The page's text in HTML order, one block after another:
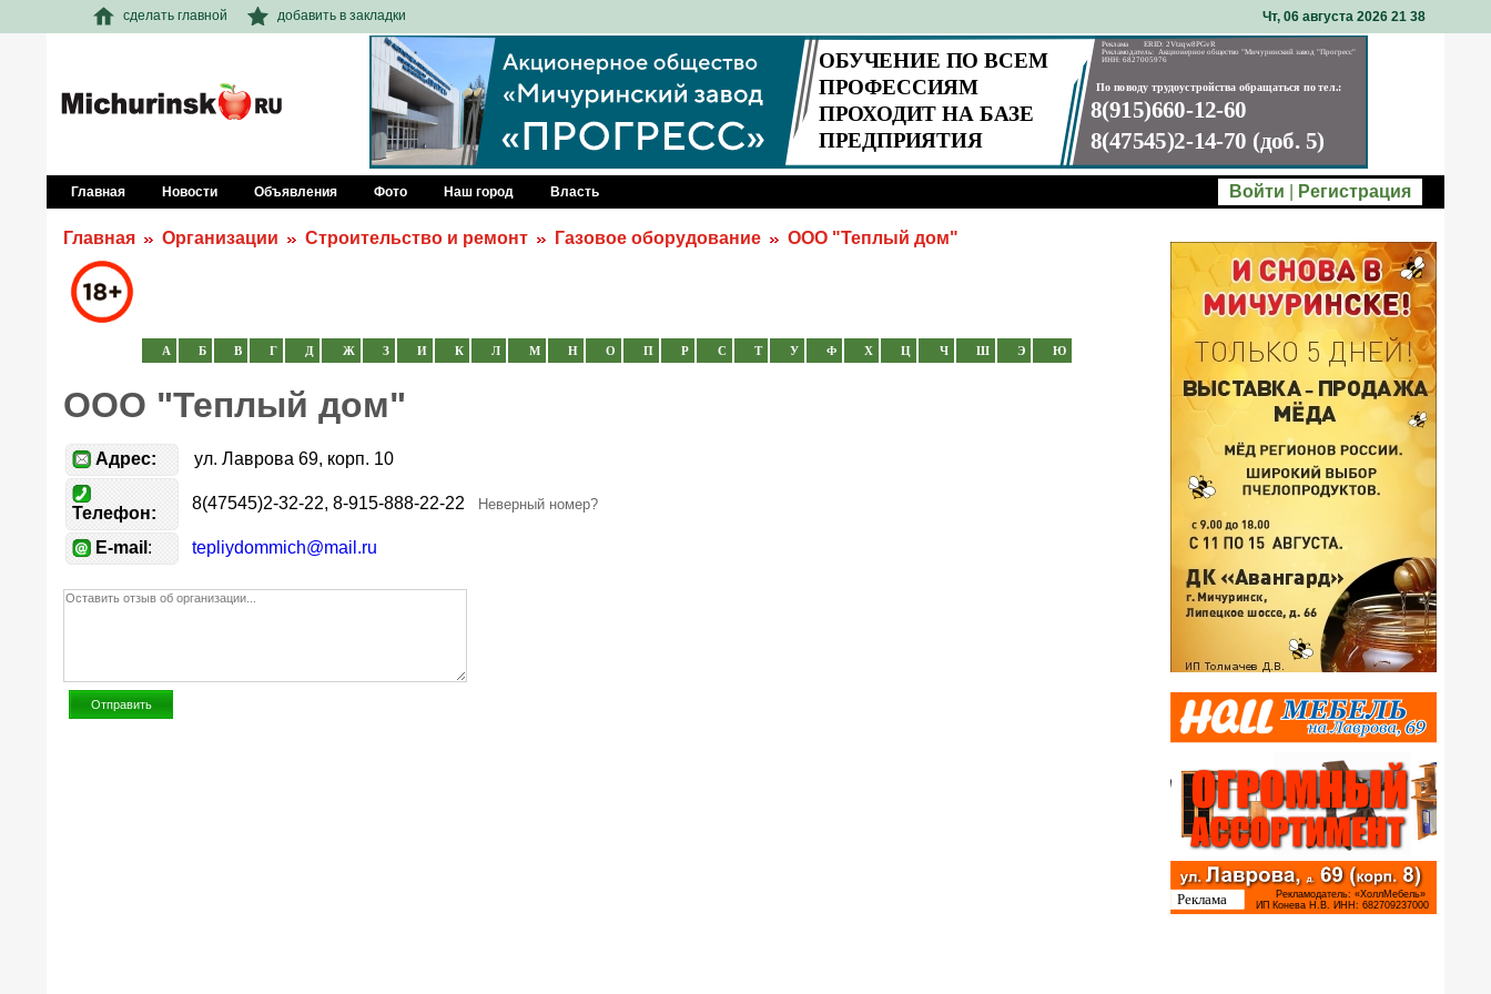
сделать главной добавить в закладки Чт, 06 августа 2026 21 38
Главная Новости Объявления Фото Наш город Власть Войти Регистрация
Главная Организации Строительство и ремонт Газовое оборудование ООО "Теплый дом"
А Б В Г Д Ж З И К Л М Н О П Р С Т У Ф Х Ц Ч Ш Э Ю
ООО "Теплый дом"
Адрес: ул. Лаврова 69, корп. 10
Телефон:
8(47545)2-32-22, 8-915-888-22-22 Неверный номер?
E-mail : tepliydommich@mail.ru